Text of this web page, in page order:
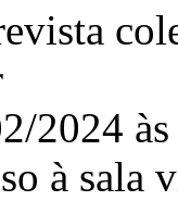
2024
à